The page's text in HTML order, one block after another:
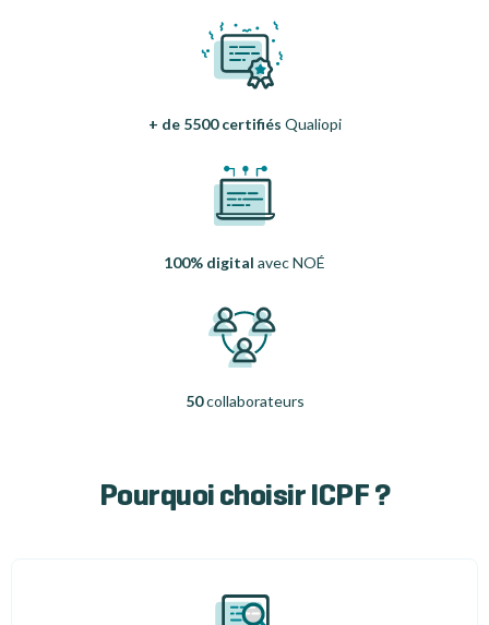
+ de 5500 certifiés Qualiopi
100% digital avec NOÉ
50collaborateurs
Pourquoi choisir ICPF ?